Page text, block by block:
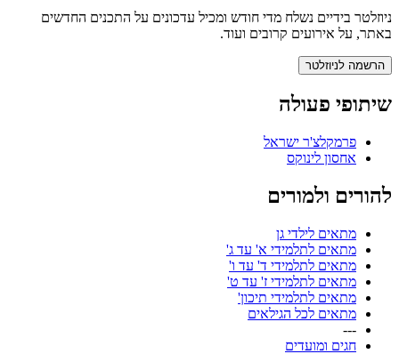
ניוזלטר בידיים נשלח מדי חודש ומכיל עדכונים על התכנים החדשים
באתר, על אירועים קרובים ועוד.
שיתופי פעולה
פרמקלצ'ר ישראל
אחסון לינוקס
להורים ולמורים
מתאים לילדי גן
מתאים לתלמידי א' עד ג'
מתאים לתלמידי ד' עד ו'
מתאים לתלמידי ז' עד ט'
מתאים לתלמידי תיכון'
מתאים לכל הגילאים
---
חגים ומועדים